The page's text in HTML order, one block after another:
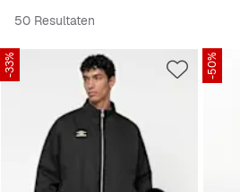
50 Resultaten
-33% -50%